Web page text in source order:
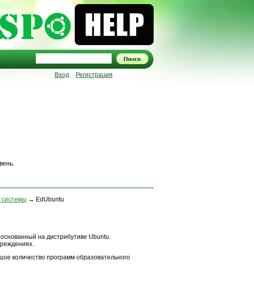
Вход Регистрация
→ EdUbuntu
на дистрибутиве Ubuntu.
количество программ образовательного